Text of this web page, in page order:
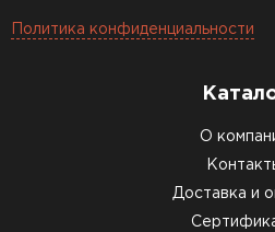
Политика конфиденциальности
О
Доставка и